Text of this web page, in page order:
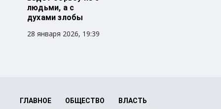
людьми, а с
духами злобы
28 января 2026, 19:39
ГЛАВНОЕ ОБЩЕСТВО
ВЛАСТЬ